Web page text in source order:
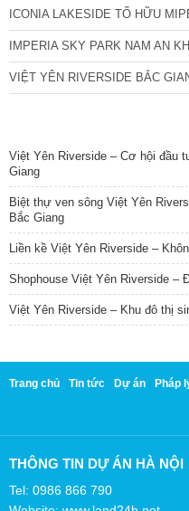
ICONIA LAKESIDE TỐ HỮU
IMPERIA SKY PARK NAM AN
VIỆT YÊN RIVERSIDE BẮC
Việt Yên Riverside – Cơ hội đầu
Giang
Biệt thự ven sông Việt Yên
Bắc Giang
Liền kề Việt Yên Riverside –
Shophouse Việt Yên Riverside –
Việt Yên Riverside – Khu đô thị
Trang chủ Tin tức Dự án Pháp
THÔNG TIN DỰ ÁN HÀ NỘI
Tel: 0986 866 790